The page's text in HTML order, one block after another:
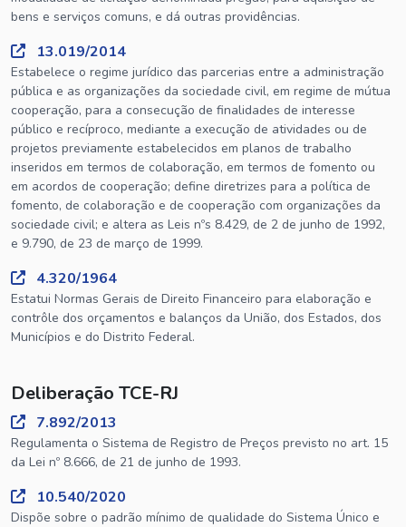
bens e serviços comuns, e dá outras providências.
13.019/2014
Estabelece o regime jurídico das parcerias entre a administração
pública e as organizações da sociedade civil, em regime de mútua
cooperação, para a consecução de finalidades de interesse
público e recíproco, mediante a execução de atividades ou de
projetos previamente estabelecidos em planos de trabalho
inseridos em termos de colaboração, em termos de fomento ou
em acordos de cooperação; define diretrizes para a política de
fomento, de colaboração e de cooperação com organizações da
sociedade civil; e altera as Leis nºs 8.429, de 2 de junho de 1992,
e 9.790, de 23 de março de 1999.
4.320/1964
Estatui Normas Gerais de Direito Financeiro para elaboração e
contrôle dos orçamentos e balanços da União, dos Estados, dos
Municípios e do Distrito Federal.
Deliberação TCE-RJ
7.892/2013
Regulamenta o Sistema de Registro de Preços previsto no art. 15
da Lei nº 8.666, de 21 de junho de 1993.
10.540/2020
Dispõe sobre o padrão mínimo de qualidade do Sistema Único e